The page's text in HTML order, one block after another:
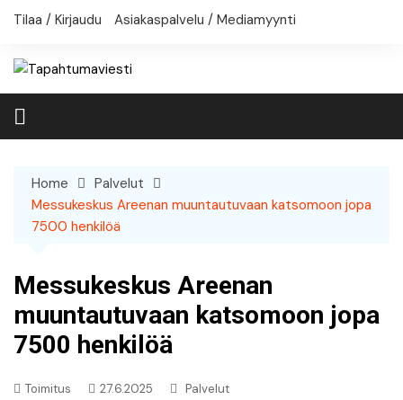
Skip
Tilaa / Kirjaudu Asiakaspalvelu / Mediamyynti
Home
Palvelut
Messukeskus Areenan muuntautuvaan katsomoon jopa
7500 henkilöä
Messukeskus Areenan
muuntautuvaan katsomoon jopa
7500 henkilöä
Toimitus 27.6.2025 Palvelut